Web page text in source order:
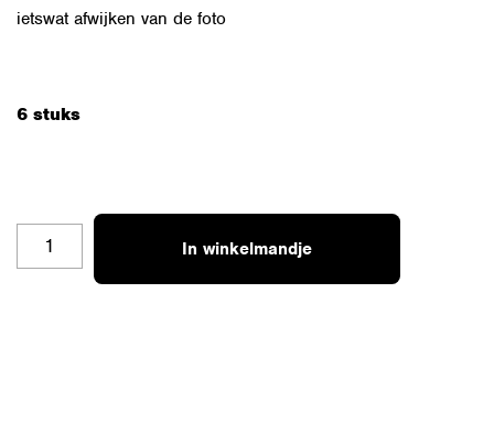
ietswat afwijken van de foto
6 stuks
OZSET-
In winkelmandje